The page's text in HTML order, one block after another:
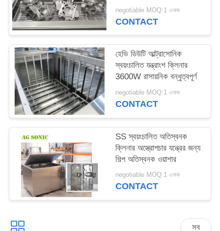
সাইট
ম্যাপ
PRIVACY
POLICY
negotiable MOQ:1 একক
CONTACT
হেভি ডিউটি ​​আল্ট্রাসোনিক
স্বয়ংচালিত যন্ত্রাংশ ক্লিনার
3600W রাসায়নিক বন্ধুত্বপূর্ণ
negotiable MOQ:1 একক
CONTACT
SS স্বয়ংচালিত অতিস্বনক
ক্লিনার অস্ত্রোপচার যন্ত্রের জন্য
শিল্প অতিস্বনক ওয়াশার
negotiable MOQ:1 একক
CONTACT
সব